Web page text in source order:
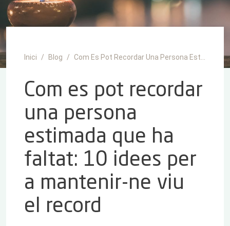
Inici Blog Com Es Pot Recordar Una Persona Estimada Que Ha Faltat: 10 Idees Per A Mantenir-ne Viu El Record
Com es pot recordar
una persona
estimada que ha
faltat: 10 idees per
a mantenir-ne viu
el record